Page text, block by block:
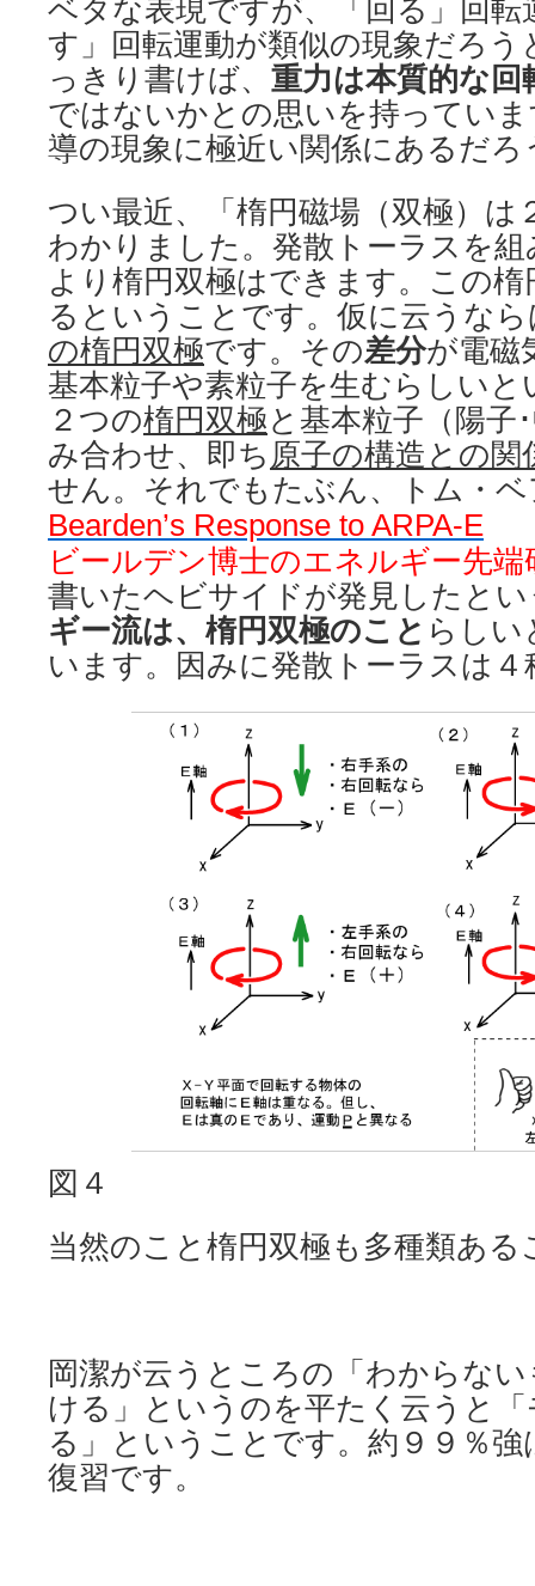
ベタな表現ですが、「回る」回転
す」回転運動が類似の現象だろ
っきり書けば、 重力は本質的な回
ではないかとの思いを持ってい
導の現象に極近い関係にあるだ
つい最近、「楕円磁場（双極）は
わかりました。発散トーラスを
より楕円双極はできます。この
るということです。仮に云うなら
の楕円双極です。その差分が電磁
基本粒子や素粒子を生むらしい
２つの楕円双極と基本粒子（陽子
み合わせ、即ち 原子の構造との関
せん。それでもたぶん、トム・
Bearden’s Response to ARPA-E
ビールデン博士のエネルギー先
書いたヘビサイドが発見したとい
ギー流は、楕円双極のこと らしい
います。因みに発散トーラスは
図４
当然のこと楕円双極も多種類あ
岡潔が云うところの「わからな
ける」というのを平たく云うと
る」ということです。約９９％
復習です。